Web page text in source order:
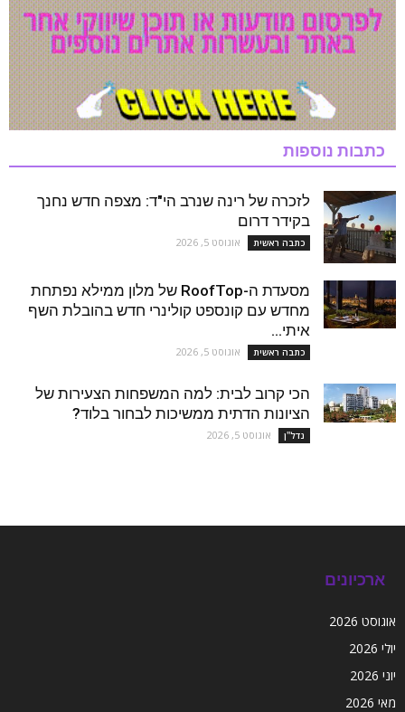
כתבות נוספות
לזכרה של רינה שנרב הי"ד: מצפה חדש נחנך
בקידר דרום
כתבה ראשית אוגוסט 5, 2026
מסעדת ה-RoofTop של מלון ממילא נפתחת
מחדש עם קונספט קולינרי חדש בהובלת השף
איתי...
כתבה ראשית אוגוסט 5, 2026
הכי קרוב לבית: למה המשפחות הצעירות של
הציונות הדתית ממשיכות לבחור בלוד?
נדל''ן אוגוסט 5, 2026
ארכיונים
אוגוסט 2026
יולי 2026
יוני 2026
מאי 2026